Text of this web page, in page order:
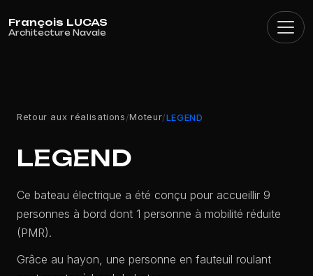
Retour aux réalisations /Moteur/LEGEND
LEGEND
Ce bateau électrique a été conçu pour accueillir 9
personnes à bord dont 1 personne à mobilité réduite
(PMR).
Grâce au hayon, une personne en fauteuil roulant